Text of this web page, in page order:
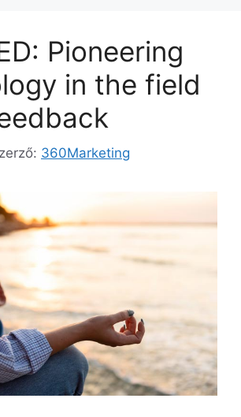
Pioneering
in the field
360Marketing